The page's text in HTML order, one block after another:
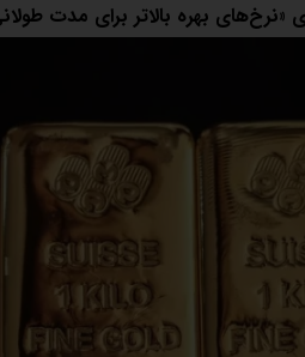
بهره بالاتر برای مدت